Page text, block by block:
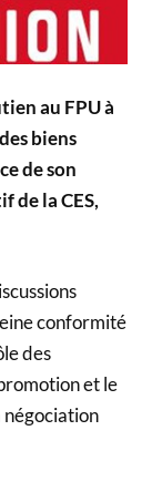
au FPU à
biens
de son
de la CES,
conformité
des
et le
négociation